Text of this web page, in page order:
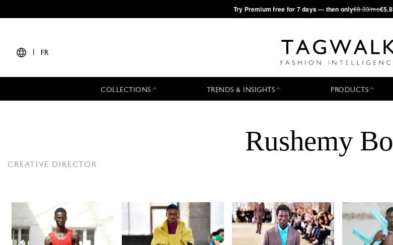
·Try Premium free for 7 days — then only€8.33/mo
FR
COLLECTIONS TRENDS & INSIGHTS PRODUCTS
Rushemy
CREATIVE DIRECTOR